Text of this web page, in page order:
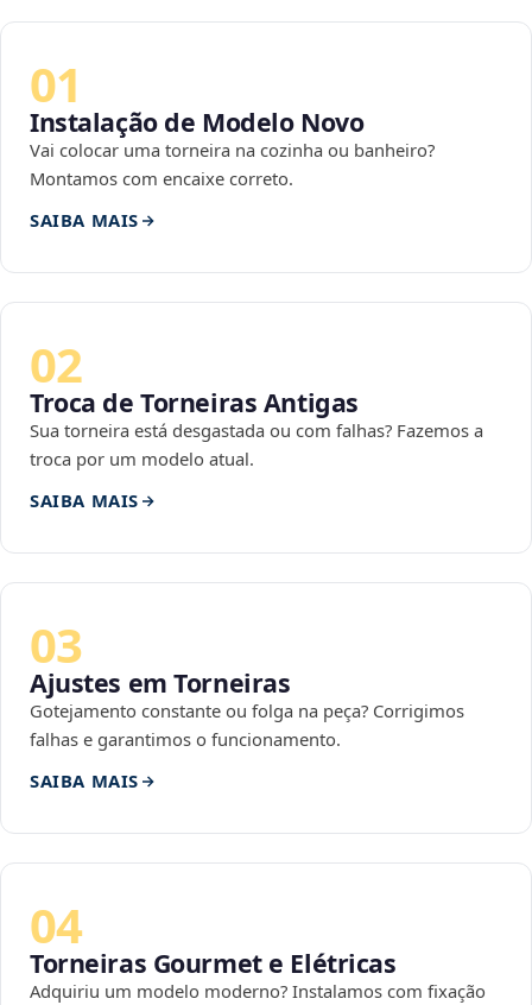
01
Instalação de Modelo Novo
Vai colocar uma torneira na cozinha ou banheiro?
Montamos com encaixe correto.
SAIBA MAIS
02
Troca de Torneiras Antigas
Sua torneira está desgastada ou com falhas? Fazemos a
troca por um modelo atual.
SAIBA MAIS
03
Ajustes em Torneiras
Gotejamento constante ou folga na peça? Corrigimos
falhas e garantimos o funcionamento.
SAIBA MAIS
04
Torneiras Gourmet e Elétricas
Adquiriu um modelo moderno? Instalamos com fixação